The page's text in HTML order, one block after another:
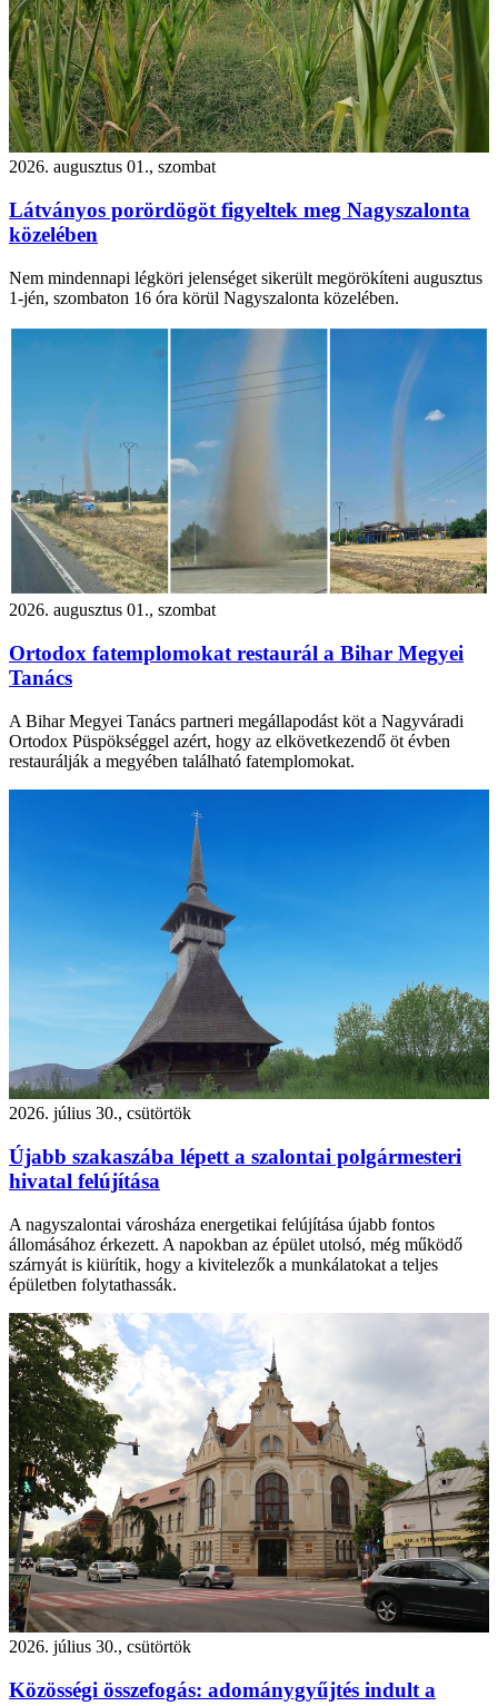
2026. augusztus 01., szombat
Látványos porördögöt figyeltek meg Nagyszalonta
közelében
Nem mindennapi légköri jelenséget sikerült megörökíteni augusztus
1-jén, szombaton 16 óra körül Nagyszalonta közelében.
2026. augusztus 01., szombat
Ortodox fatemplomokat restaurál a Bihar Megyei
Tanács
A Bihar Megyei Tanács partneri megállapodást köt a Nagyváradi
Ortodox Püspökséggel azért, hogy az elkövetkezendő öt évben
restaurálják a megyében található fatemplomokat.
2026. július 30., csütörtök
Újabb szakaszába lépett a szalontai polgármesteri
hivatal felújítása
A nagyszalontai városháza energetikai felújítása újabb fontos
állomásához érkezett. A napokban az épület utolsó, még működő
szárnyát is kiürítik, hogy a kivitelezők a munkálatokat a teljes
épületben folytathassák.
2026. július 30., csütörtök
Közösségi összefogás: adománygyűjtés indult a